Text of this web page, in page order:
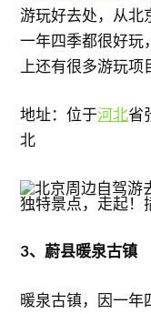
游玩好去处，从北
一年四季都很好玩
上还有很多游玩项
地址：位于河北省
北
3、蔚县暖泉古镇
暖泉古镇，因一年